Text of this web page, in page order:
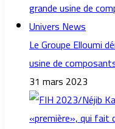
Le Groupe Elloumi
usine de
31 mars 2023